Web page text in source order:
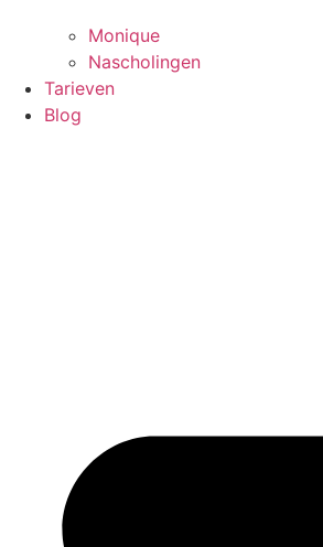
Monique
Nascholingen
Tarieven
Blog